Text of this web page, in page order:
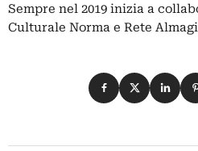
Sempre nel 2019 inizia a
Culturale Norma e Rete
Condividi su
Condividi su